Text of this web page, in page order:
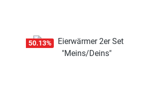
50.13%